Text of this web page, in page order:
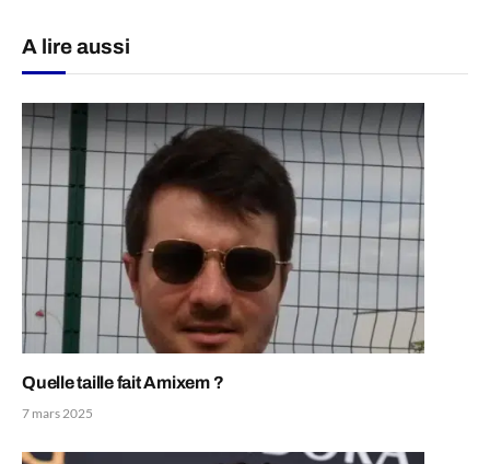
A lire aussi
Quelle taille fait Amixem ?
7 mars 2025